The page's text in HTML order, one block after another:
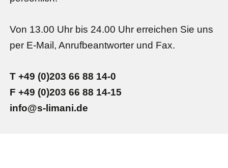
Von 13.00 Uhr bis 24.00 Uhr erreichen Sie uns
per E-Mail, Anrufbeantworter und Fax.
T +49 (0)203 66 88 14-0
F +49 (0)203 66 88 14-15
info@s-limani.de